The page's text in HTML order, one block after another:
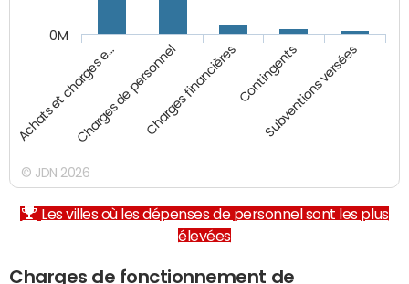
Achats et charges e…Charges de personnelCharges financièresContingents
Subventions versées
0M
© JDN 2026
Les villes où les dépenses de personnel sont les plus
élevées
Charges de fonctionnement de